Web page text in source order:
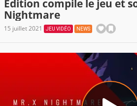
Edition compile le jeu et
Nightmare
15 juillet 2021 JEU VIDÉO NEWS